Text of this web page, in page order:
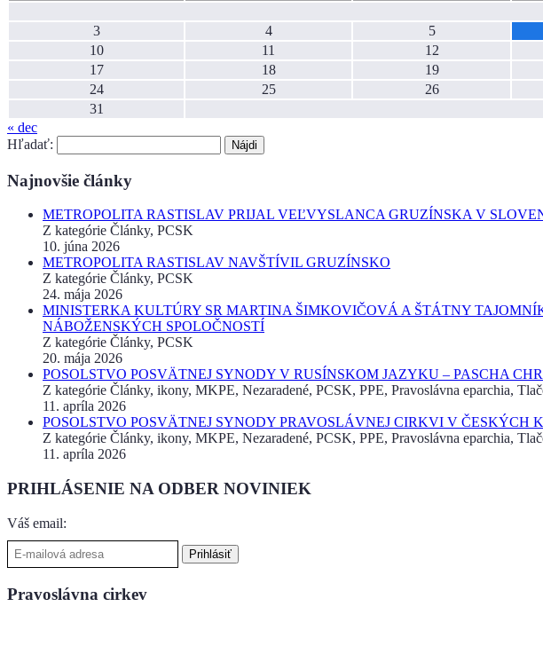
3
4 5
10
11 12
17
18 19
24
25 26
31
« dec
Hľadať:
Najnovšie články
METROPOLITA RASTISLAV PRIJAL VEĽVYSLANCA GRUZÍNSKA V
Z kategórie Články, PCSK
10. júna 2026
METROPOLITA RASTISLAV NAVŠTÍVIL GRUZÍNSKO
Z kategórie Články, PCSK
24. mája 2026
MINISTERKA KULTÚRY SR MARTINA ŠIMKOVIČOVÁ A ŠTÁTNY
NÁBOŽENSKÝCH SPOLOČNOSTÍ
Z kategórie Články, PCSK
20. mája 2026
POSOLSTVO POSVÄTNEJ SYNODY V RUSÍNSKOM JAZYKU – PASCHA
Z kategórie Články, ikony, MKPE, Nezaradené, PCSK, PPE, Pravoslávna eparchia,
11. apríla 2026
POSOLSTVO POSVÄTNEJ SYNODY PRAVOSLÁVNEJ CIRKVI V ČESKÝCH
Z kategórie Články, ikony, MKPE, Nezaradené, PCSK, PPE, Pravoslávna eparchia,
11. apríla 2026
PRIHLÁSENIE NA ODBER NOVINIEK
Váš email:
Pravoslávna cirkev